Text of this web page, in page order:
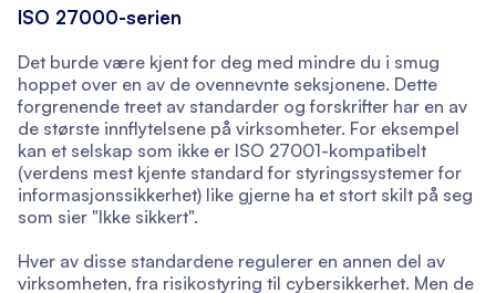
ISO 27000-serien
Det burde være kjent for deg med mindre du i smug
hoppet over en av de ovennevnte seksjonene. Dette
forgrenende treet av standarder og forskrifter har en av
de største innflytelsene på virksomheter. For eksempel
kan et selskap som ikke er ISO 27001-kompatibelt
(verdens mest kjente standard for styringssystemer for
informasjonssikkerhet) like gjerne ha et stort skilt på seg
som sier "Ikke sikkert".
Hver av disse standardene regulerer en annen del av
virksomheten, fra risikostyring til cybersikkerhet. Men de